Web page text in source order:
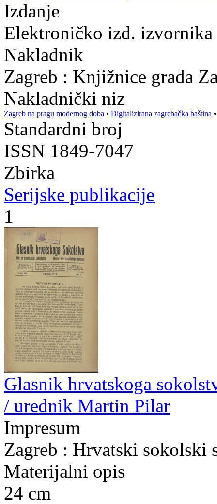
Izdanje
Elektroničko izd.
Nakladnik
Zagreb : Knjižnice grada
Nakladnički niz
Zagreb na pragu modernog doba • Digitalizirana zagrebačka baština
Standardni broj
ISSN 1849-7047
Zbirka
Serijske publikacije
1
Glasnik hrvatskoga
/ urednik Martin Pilar
Impresum
Zagreb : Hrvatski sokolski
Materijalni opis
24 cm